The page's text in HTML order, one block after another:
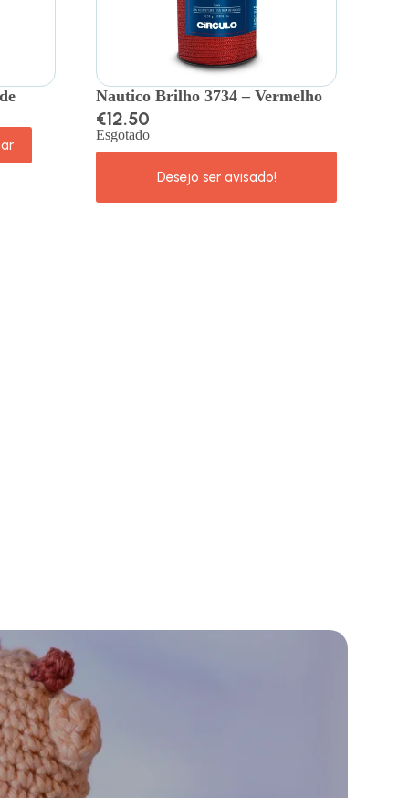
Nautico Brilho 3734 – Vermelho
€12.50
Esgotado